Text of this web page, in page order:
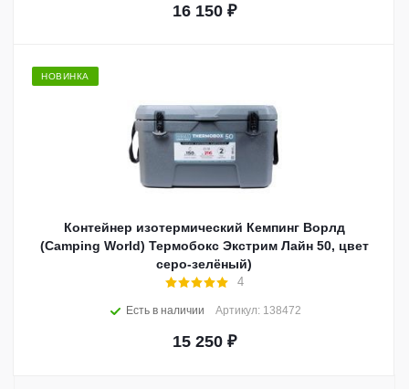
16 150₽
НОВИНКА
Контейнер изотермический Кемпинг Ворлд
(Camping World) Термобокс Экстрим Лайн 50, цвет
серо-зелёный)
4
Есть в наличии Артикул: 138472
15 250₽